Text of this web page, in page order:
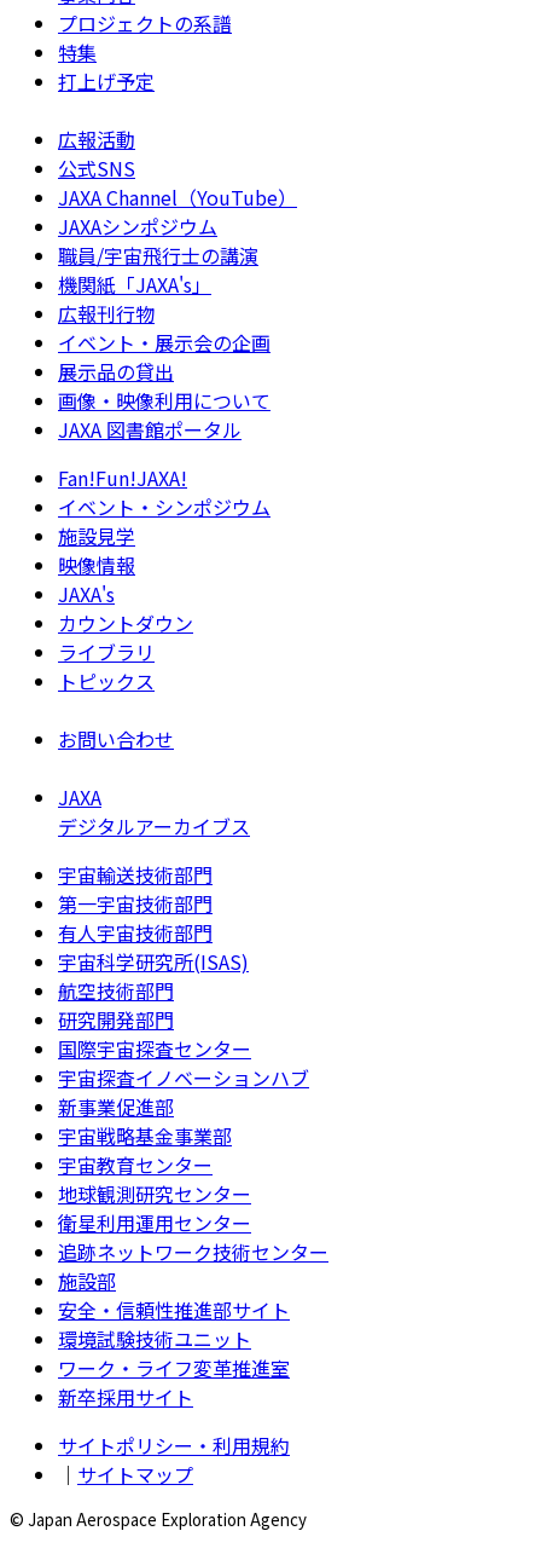
プロジェクトの系譜
特集
打上げ予定
広報活動
公式SNS
JAXA Channel（YouTube）
JAXAシンポジウム
職員/宇宙飛行士の講演
機関紙「JAXA's」
広報刊行物
イベント・展示会の企画
展示品の貸出
画像・映像利用について
JAXA 図書館ポータル
Fan!Fun!JAXA!
イベント・シンポジウム
施設見学
映像情報
JAXA's
カウントダウン
ライブラリ
トピックス
お問い合わせ
JAXA
デジタルアーカイブス
宇宙輸送技術部門
第一宇宙技術部門
有人宇宙技術部門
宇宙科学研究所(ISAS)
航空技術部門
研究開発部門
国際宇宙探査センター
宇宙探査イノベーションハブ
新事業促進部
宇宙戦略基金事業部
宇宙教育センター
地球観測研究センター
衛星利用運用センター
追跡ネットワーク技術センター
施設部
安全・信頼性推進部サイト
環境試験技術ユニット
ワーク・ライフ変革推進室
新卒採用サイト
サイトポリシー・利用規約
｜ サイトマップ
© Japan Aerospace Exploration Agency